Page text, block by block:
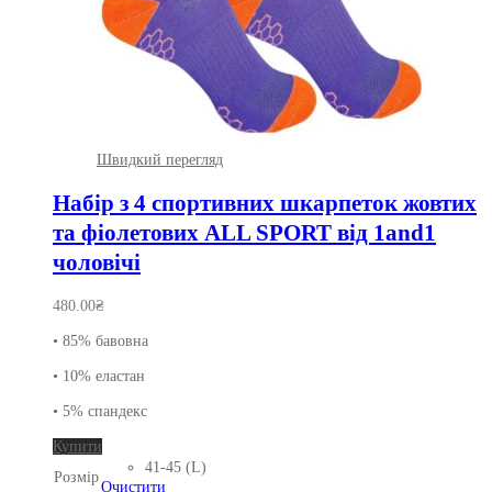
Швидкий перегляд
Набір з 4 спортивних шкарпеток жовтих
та фіолетових ALL SPORT від 1and1
чоловічі
480.00₴
• 85% бавовна
• 10% еластан
• 5% спандекс
Купити
товар
має
Розмір
41-45 (L)
Очистити